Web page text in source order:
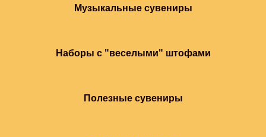
Музыкальные сувениры
Наборы с "веселыми" штофами
Полезные сувениры